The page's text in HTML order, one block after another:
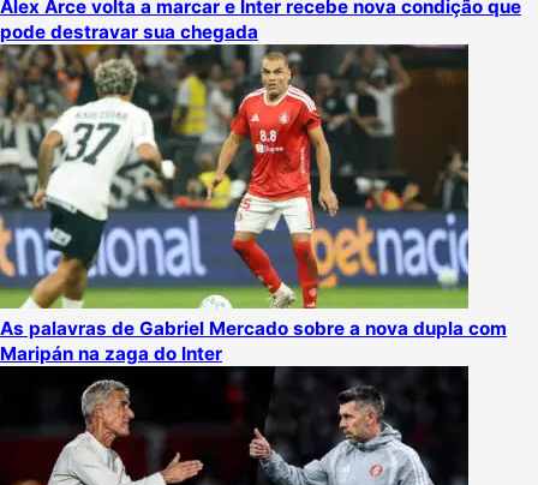
Álex Arce volta a marcar e Inter recebe nova condição que
pode destravar sua chegada
As palavras de Gabriel Mercado sobre a nova dupla com
Maripán na zaga do Inter